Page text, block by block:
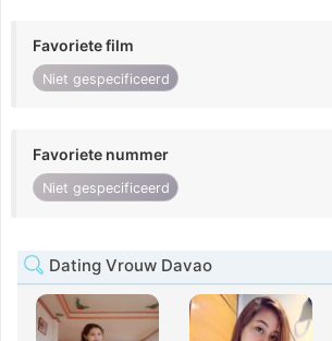
Favoriete film
Niet gespecificeerd
Favoriete nummer
Niet gespecificeerd
Dating Vrouw Davao